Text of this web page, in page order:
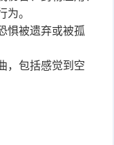
为。
惧被遗弃或被孤
，包括感觉到空